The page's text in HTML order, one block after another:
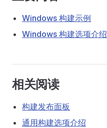
Windows 构建示例
Windows 构建选项介绍
相关阅读
构建发布面板
通用构建选项介绍